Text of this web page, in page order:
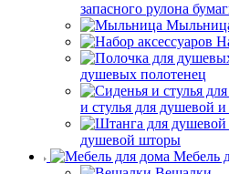
запасного рулона
душевых полотенец
и стулья для душевой
душевой шторы
Мебель